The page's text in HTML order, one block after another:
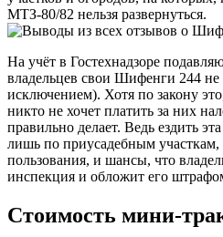
МТЗ-80/82 нельзя развернуться.
На учёт в Гостехнадзоре
владельцев свои Шифенги 244 не
исключением). Хотя по закону
никто не хочет платить за них
правильно делает. Ведь ездить
лишь по приусадебным
пользования, и шансы, что
инспекция и обложит его
Стоимость мини-